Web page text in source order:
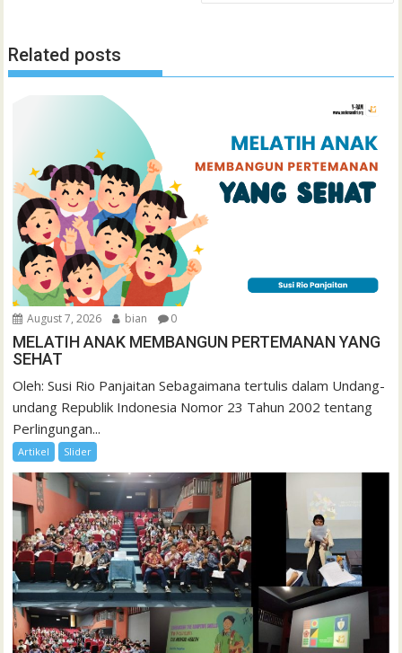
Related posts
August 7, 2026 bian 0
MELATIH ANAK MEMBANGUN PERTEMANAN YANG
SEHAT
Oleh: Susi Rio Panjaitan Sebagaimana tertulis dalam Undang-
undang Republik Indonesia Nomor 23 Tahun 2002 tentang
Perlingungan...
Artikel Slider